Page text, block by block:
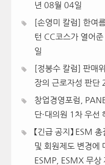
년 08월 04일
[손영미 칼럼] 한여
턴 CC코스가 열어준
일
[정봉수 칼럼] 판매
장의 근로자성 판단
창업경영포럼,
단·대의원 1차 우선
【긴급 공지】 ESM
및 회원제도 변경에
ESMP, ESMX 무상